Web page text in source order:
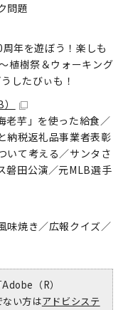
問題
年を遊ぼう！楽しも
植樹祭＆ウォーキング
したびぃも！
老芋」を使った給食／
納税返礼品事業者表彰
いて考える／サンタさ
磐田公演／元MLB選手
味焼き／広報クイズ／
（R）
い方はアドビシステ